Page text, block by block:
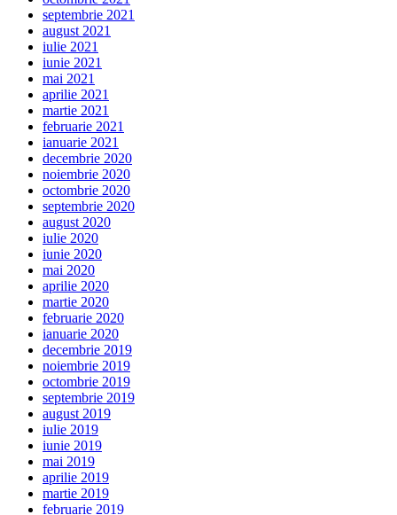
septembrie 2021
august 2021
iulie 2021
iunie 2021
mai 2021
aprilie 2021
martie 2021
februarie 2021
ianuarie 2021
decembrie 2020
noiembrie 2020
octombrie 2020
septembrie 2020
august 2020
iulie 2020
iunie 2020
mai 2020
aprilie 2020
martie 2020
februarie 2020
ianuarie 2020
decembrie 2019
noiembrie 2019
octombrie 2019
septembrie 2019
august 2019
iulie 2019
iunie 2019
mai 2019
aprilie 2019
martie 2019
februarie 2019